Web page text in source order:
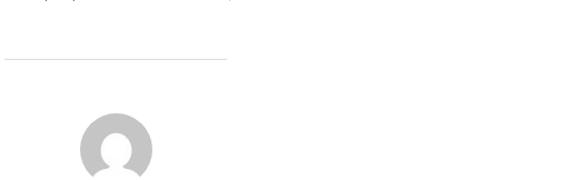
POST AUTHOR